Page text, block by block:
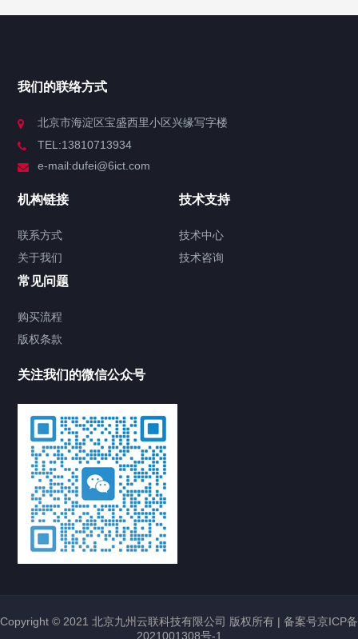
解决方案
产品中心 新闻中心
5130S-48UN6X-EI-G1-V2
联想B6505光纤交换机 联想FC SAN交换
2025/09/09
B6505
联想FC SAN交换机
牌代理商
H3C S5170-28S-EI交换机 华三LS-5170-
28S-EI交换机
2025/03/26
S5170-28S-EI
交换机
10/100/1000BASE-T以太网端口,8个
我们的联络方式
北京市海淀区宝盛西里小区兴缘写字楼
TEL:13810713934
e-mail:dufei@6ict.com
机构链接
联系方式
关于我们
技术支持
技术中心
技术咨询
常见问题
购买流程
版权条款
关注我们的微信公众号
Copyright © 2021 北京九州云联科技有限公司 版权所有 | 备案号京ICP备
2021001308号-1